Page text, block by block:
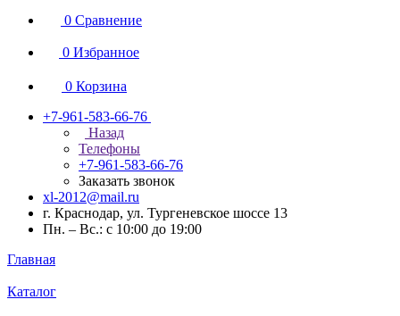
0 Сравнение
0 Избранное
0 Корзина
+7-961-583-66-76
Назад
Телефоны
+7-961-583-66-76
Заказать звонок
xl-2012@mail.ru
г. Краснодар, ул. Тургеневское шоссе 13
Пн. – Вс.: с 10:00 до 19:00
Главная
Каталог